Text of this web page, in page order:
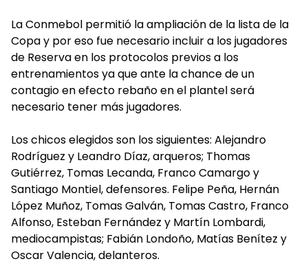
La Conmebol permitió la ampliación de la lista de la
Copa y por eso fue necesario incluir a los jugadores
de Reserva en los protocolos previos a los
entrenamientos ya que ante la chance de un
contagio en efecto rebaño en el plantel será
necesario tener más jugadores.
Los chicos elegidos son los siguientes: Alejandro
Rodríguez y Leandro Díaz, arqueros; Thomas
Gutiérrez, Tomas Lecanda, Franco Camargo y
Santiago Montiel, defensores. Felipe Peña, Hernán
López Muñoz, Tomas Galván, Tomas Castro, Franco
Alfonso, Esteban Fernández y Martín Lombardi,
mediocampistas; Fabián Londoño, Matías Benítez y
Oscar Valencia, delanteros.